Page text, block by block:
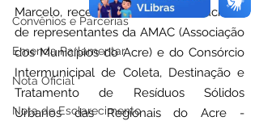
Convênios e Parcerias
Emenda Parlamentar
Nota Oficial
Nota de Esclarecimento
Marcelo, receberam a visita institucional
de representantes da AMAC (Associação
dos Municípios do Acre) e do Consórcio
Intermunicipal de Coleta, Destinação e
Tratamento de Resíduos Sólidos
Urbanos das Regionais do Acre -